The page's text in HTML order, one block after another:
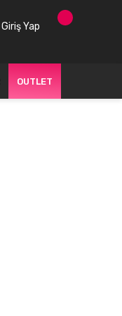
Giriş Yap
OUTLET